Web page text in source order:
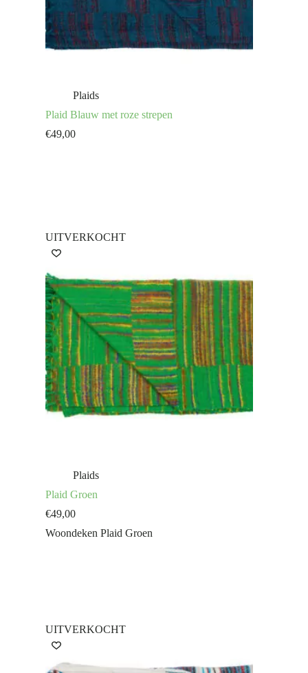
Plaids
Plaid Blauw met roze strepen
€49,00
UITVERKOCHT
Plaids
Plaid Groen
€49,00
Woondeken Plaid Groen
UITVERKOCHT